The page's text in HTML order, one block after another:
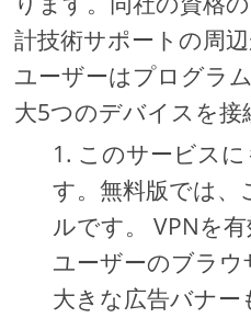
計技術サポートの周
ユーザーはプログラ
大5つのデバイスを接
このサービス
す。無料版では、
ルです。 VPNを
ユーザーのブラウ
大きな広告バナー